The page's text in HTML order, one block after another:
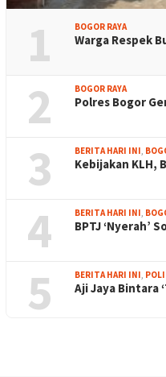
1 BOGOR RAYA
Warga Respek
2 BOGOR RAYA
Polres Bogor
3 BERITA HARI INI,
Kebijakan KLH,
4 BERITA HARI INI,
BPTJ ‘Nyerah’
5 BERITA HARI INI,
Aji Jaya Bintara